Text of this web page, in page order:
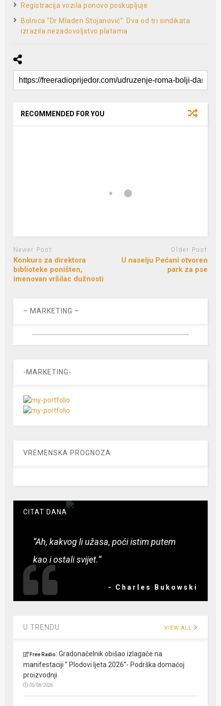
Registracija vozila ponovo poskupljuje
Bolnica “Dr Mladen Stojanović”: Dva od tri sindikata
izrazila nezadovoljstvo platama
RECOMMENDED FOR YOU
Newer Post
Konkurs za direktora
biblioteke poništen,
imenovan vršilac dužnosti
Older Post
U naselju Pećani otvoren
park za pse
– MARKETING –
-MARKETING-
VREMENSKA PROGNOZA
CITAT DANA
“Ah, kakvog li užasa, poći istim putem
kao i ostali svijet.”
- Charles Bukowski
U TRENDU VIEW ALL
Free Radio:Gradonačelnik obišao izlagače na
manifestaciji ” Plodovi ljeta 2026”- Podrška domaćoj
proizvodnji
05/08/2026